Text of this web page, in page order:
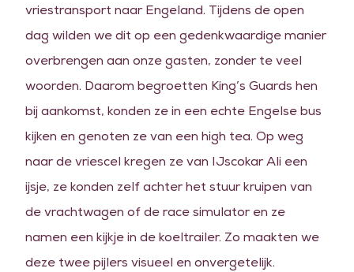
vriestransport naar Engeland. Tijdens de open
dag wilden we dit op een gedenkwaardige manier
overbrengen aan onze gasten, zonder te veel
woorden. Daarom begroetten King’s Guards hen
bij aankomst, konden ze in een echte Engelse bus
kijken en genoten ze van een high tea. Op weg
naar de vriescel kregen ze van IJscokar Ali een
ijsje, ze konden zelf achter het stuur kruipen van
de vrachtwagen of de race simulator en ze
namen een kijkje in de koeltrailer. Zo maakten we
deze twee pijlers visueel en onvergetelijk.